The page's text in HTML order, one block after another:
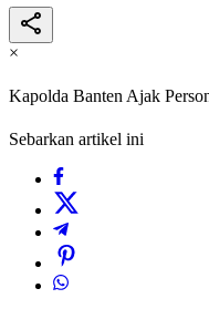
×
Kapolda Banten Ajak
Sebarkan artikel ini